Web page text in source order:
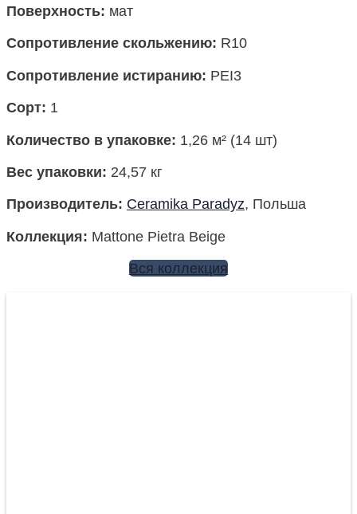
Поверхность: мат
Сопротивление скольжению: R10
Сопротивление истиранию: PEI3
Сорт: 1
Количество в упаковке: 1,26 м² (14 шт)
Вес упаковки: 24,57 кг
Производитель: Ceramika Paradyz, Польша
Коллекция: Mattone Pietra Beige
Вся коллекция